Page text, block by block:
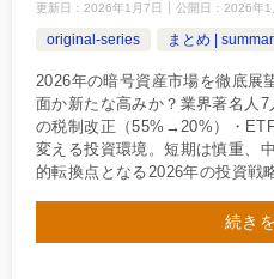
更新日： 2026年1月7日 公開日： 2026年1
original-series まとめ |
2026年の暗号資産市場を徹底展
面か新たな高みか？業界著名人
の税制改正（55%→20%）・
変える投資環境。短期は慎重、
的転換点となる2026年の投資戦
続き